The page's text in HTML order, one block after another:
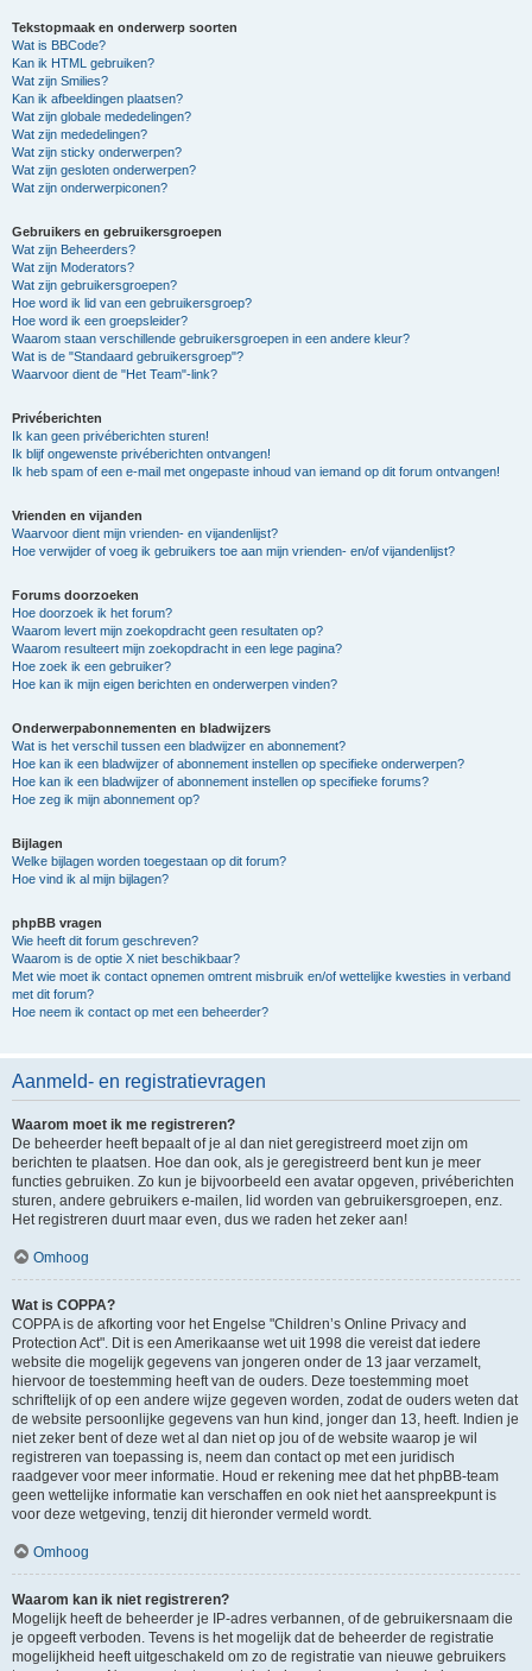
Tekstopmaak en onderwerp soorten
Wat is BBCode?
Kan ik HTML gebruiken?
Wat zijn Smilies?
Kan ik afbeeldingen plaatsen?
Wat zijn globale mededelingen?
Wat zijn mededelingen?
Wat zijn sticky onderwerpen?
Wat zijn gesloten onderwerpen?
Wat zijn onderwerpiconen?
Gebruikers en gebruikersgroepen
Wat zijn Beheerders?
Wat zijn Moderators?
Wat zijn gebruikersgroepen?
Hoe word ik lid van een gebruikersgroep?
Hoe word ik een groepsleider?
Waarom staan verschillende gebruikersgroepen in een andere kleur?
Wat is de "Standaard gebruikersgroep"?
Waarvoor dient de "Het Team"-link?
Privéberichten
Ik kan geen privéberichten sturen!
Ik blijf ongewenste privéberichten ontvangen!
Ik heb spam of een e-mail met ongepaste inhoud van iemand op dit forum ontvangen!
Vrienden en vijanden
Waarvoor dient mijn vrienden- en vijandenlijst?
Hoe verwijder of voeg ik gebruikers toe aan mijn vrienden- en/of vijandenlijst?
Forums doorzoeken
Hoe doorzoek ik het forum?
Waarom levert mijn zoekopdracht geen resultaten op?
Waarom resulteert mijn zoekopdracht in een lege pagina?
Hoe zoek ik een gebruiker?
Hoe kan ik mijn eigen berichten en onderwerpen vinden?
Onderwerpabonnementen en bladwijzers
Wat is het verschil tussen een bladwijzer en abonnement?
Hoe kan ik een bladwijzer of abonnement instellen op specifieke onderwerpen?
Hoe kan ik een bladwijzer of abonnement instellen op specifieke forums?
Hoe zeg ik mijn abonnement op?
Bijlagen
Welke bijlagen worden toegestaan op dit forum?
Hoe vind ik al mijn bijlagen?
phpBB vragen
Wie heeft dit forum geschreven?
Waarom is de optie X niet beschikbaar?
Met wie moet ik contact opnemen omtrent misbruik en/of wettelijke kwesties in verband
met dit forum?
Hoe neem ik contact op met een beheerder?
Aanmeld- en registratievragen
Waarom moet ik me registreren?
De beheerder heeft bepaalt of je al dan niet geregistreerd moet zijn om
berichten te plaatsen. Hoe dan ook, als je geregistreerd bent kun je meer
functies gebruiken. Zo kun je bijvoorbeeld een avatar opgeven, privéberichten
sturen, andere gebruikers e-mailen, lid worden van gebruikersgroepen, enz.
Het registreren duurt maar even, dus we raden het zeker aan!
Omhoog
Wat is COPPA?
COPPA is de afkorting voor het Engelse "Children’s Online Privacy and
Protection Act". Dit is een Amerikaanse wet uit 1998 die vereist dat iedere
website die mogelijk gegevens van jongeren onder de 13 jaar verzamelt,
hiervoor de toestemming heeft van de ouders. Deze toestemming moet
schriftelijk of op een andere wijze gegeven worden, zodat de ouders weten dat
de website persoonlijke gegevens van hun kind, jonger dan 13, heeft. Indien je
niet zeker bent of deze wet al dan niet op jou of de website waarop je wil
registreren van toepassing is, neem dan contact op met een juridisch
raadgever voor meer informatie. Houd er rekening mee dat het phpBB-team
geen wettelijke informatie kan verschaffen en ook niet het aanspreekpunt is
voor deze wetgeving, tenzij dit hieronder vermeld wordt.
Omhoog
Waarom kan ik niet registreren?
Mogelijk heeft de beheerder je IP-adres verbannen, of de gebruikersnaam die
je opgeeft verboden. Tevens is het mogelijk dat de beheerder de registratie
mogelijkheid heeft uitgeschakeld om zo de registratie van nieuwe gebruikers